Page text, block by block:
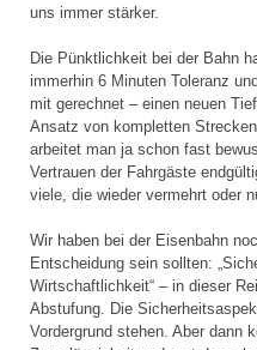
uns immer stärker.
Die Pünktlichkeit bei der Bahn
immerhin 6 Minuten Toleranz
mit gerechnet – einen neuen
Ansatz von kompletten
arbeitet man ja schon fast
Vertrauen der Fahrgäste
viele, die wieder vermehrt oder
Wir haben bei der Eisenbahn
Entscheidung sein sollten:
Wirtschaftlichkeit“ – in dieser
Abstufung. Die
Vordergrund stehen. Aber dann